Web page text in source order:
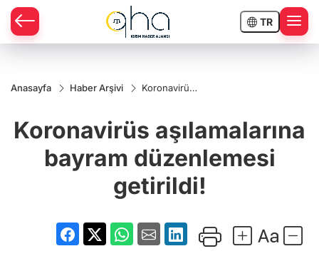
TR
Anasayfa Haber Arşivi
Koronavirüs
düzenlemesi
getirildi!
Koronavirüs aşılamalarına
bayram düzenlemesi
getirildi!